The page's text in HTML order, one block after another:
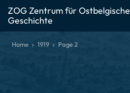
ZOG Zentrum für Ostbelgische
Geschichte
Home 1919 Page 2